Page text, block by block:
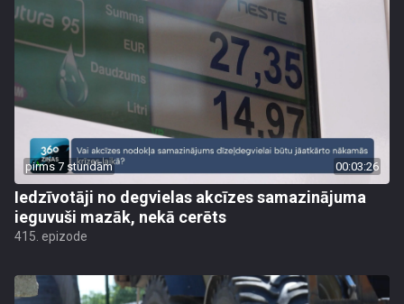
pirms 7 stundām 00:03:26
Iedzīvotāji no degvielas akcīzes samazinājuma
ieguvuši mazāk, nekā cerēts
415. epizode